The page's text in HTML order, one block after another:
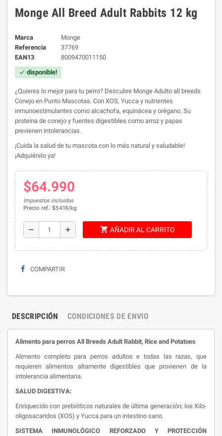
Monge All Breed Adult Rabbits 12 kg
Marca
Monge
Referencia
37769
EAN13
8009470011150
check disponible!
¿Quieres lo mejor para tu perro? Descubre Monge Adulto all breeds
Conejo en Punto Mascotas. Con XOS, Yucca y nutrientes
inmunoestimulantes como alcachofa, equinácea y orégano. Su
proteína de conejo y fuentes digestibles como arroz y papas
previenen intolerancias.
¡Cuida la salud de tu mascota con lo más natural y saludable!
¡Adquiérelo ya!
$64.990
Impuestos incluidos
Precio ref.: $5416/kg
remove add shopping_cart AÑADIR AL CARRITO
COMPARTIR
DESCRIPCIÓN CONDICIONES DE ENVIO
Alimento para perros All Breeds Adult Rabbit, Rice and Potatoes
Alimento completo para perros adultos e todas las razas, que
requieren alimentos altamente digestibles que provienen de la
intolerancia alimentaria.
SALUD DIGESTIVA:
Enriquecido con prebióticos naturales de última generación; los Xilo-
oligosacaridos (XOS) y Yucca para un intestino sano.
SISTEMA INMUNOLÓGICO REFORZADO Y PROTECCIÓN